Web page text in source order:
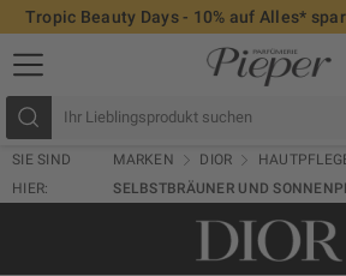
Tropic Beauty Days - 10% auf Alles*
SIE SIND
HIER:
MARKEN DIOR
SELBSTBRÄUNER UND